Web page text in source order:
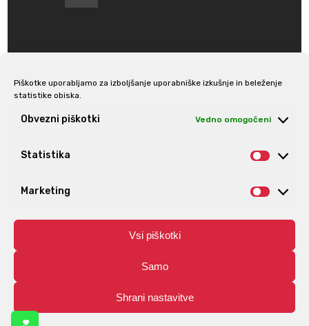
Piškotke uporabljamo za izboljšanje uporabniške izkušnje in beleženje
statistike obiska.
Obvezni piškotki Vedno omogočeni
Statistika
Marketing
Vsi piškotki
Samo
Shrani nastavitve
© Aro | Vse pravice pridržane. | Izdelava spletnih trgovin